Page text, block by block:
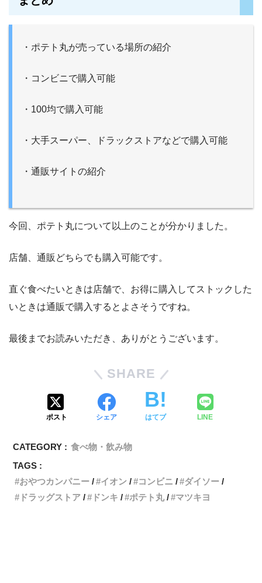
・ポテト丸が売っている場所の紹介
・コンビニで購入可能
・100均で購入可能
・大手スーパー、ドラックストアなどで購入可能
・通販サイトの紹介
今回、ポテト丸について以上のことが分かりました。
店舗、通販どちらでも購入可能です。
直ぐ食べたいときは店舗で、お得に購入してストックした
いときは通販で購入するとよさそうですね。
最後までお読みいただき、ありがとうございます。
SHARE
ポスト シェア はてブ LINE
CATEGORY : 食べ物・飲み物
TAGS :
おやつカンパニー
イオン コンビニ
ダイソー
ドラッグストア
ドンキ ポテト丸 マツキヨ